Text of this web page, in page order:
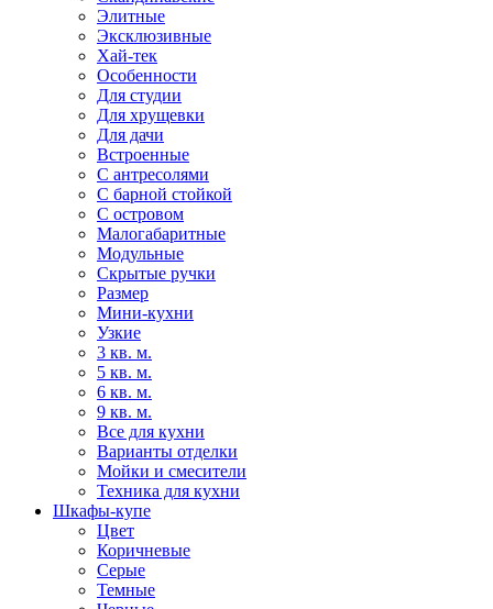
Элитные
Эксклюзивные
Хай-тек
Особенности
Для студии
Для хрущевки
Для дачи
Встроенные
С антресолями
С барной стойкой
С островом
Малогабаритные
Модульные
Скрытые ручки
Размер
Мини-кухни
Узкие
3 кв. м.
5 кв. м.
6 кв. м.
9 кв. м.
Все для кухни
Варианты отделки
Мойки и смесители
Техника для кухни
Шкафы-купе
Цвет
Коричневые
Серые
Темные